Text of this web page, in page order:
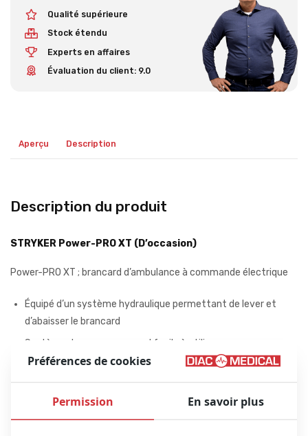
Qualité supérieure
Stock étendu
Experts en affaires
Évaluation du client: 9.0
Aperçu Description
Description du produit
STRYKER Power-PRO XT (D’occasion)
Power-PRO XT ; brancard d’ambulance à commande électrique
Équipé d’un système hydraulique permettant de lever et
d’abaisser le brancard
Système de secours manuel facile à utiliser
Tête de brancard rétractable
Barrières latérales XPS
Préférences de cookies
Permission En savoir plus